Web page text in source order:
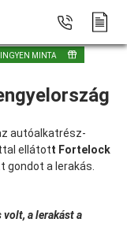
INGYEN MINTA
autóalkatrész-
ellátott Fortelock
gondot a lerakás.
volt, a lerakást a